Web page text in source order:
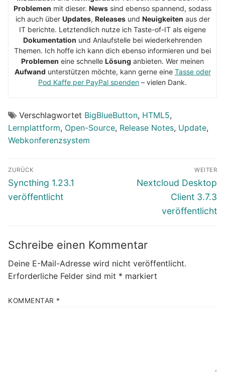
Problemen mit dieser. News sind ebenso spannend, sodass
ich auch über Updates, Releasesund Neuigkeiten aus der
IT berichte. Letztendlich nutze ich Taste-of-IT als eigene
Dokumentation und Anlaufstelle bei wiederkehrenden
Themen. Ich hoffe ich kann dich ebenso informieren und bei
Problemen eine schnelle Lösung anbieten. Wer meinen
Aufwand unterstützen möchte, kann gerne eine Tasse oder
Pod Kaffe per PayPal spenden – vielen Dank.
Verschlagwortet BigBlueButton, HTML5,
Lernplattform, Open-Source, Release Notes, Update,
Webkonferenzsystem
Beitragsnavigation
ZURÜCK
Vorheriger
Beitrag:
Syncthing 1.23.1
veröffentlicht
WEITER
Nächster
Nextcloud Desktop
Client 3.7.3
veröffentlicht
Schreibe einen Kommentar
Deine E-Mail-Adresse wird nicht veröffentlicht.
Erforderliche Felder sind mit * markiert
KOMMENTAR *